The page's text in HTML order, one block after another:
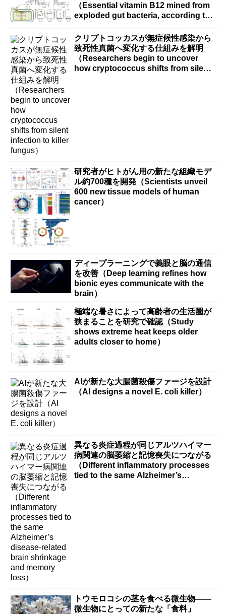
（Essential vitamin B12 mined from
exploded gut bacteria, according to
クリプトコッカスが無症候性感染から
致死性真菌へ変化する仕組みを解明
（Researchers begin to uncover
how cryptococcus shifts from silent
研究者がヒトがん用の新たな組織モデ
ル約700種を開発（Scientists unveil
600 new tissue models of human
cancer）
ディープラーニングで義眼と脳の通信
を改善（Deep learning refines how
bionic eyes communicate with the
brain）
極端な暑さによって高齢者の生活圏が
狭まることを研究で確認（Study
shows extreme heat keeps older
adults closer to home）
AIが新たな大腸菌殺傷ファージを設計
（AI designs a novel E. coli killer）
異なる炎症過程が同じアルツハイマー
病関連の脳萎縮と記憶喪失につながる
（Different inflammatory processes
tied to the same Alzheimer’s
トウモロコシの茎を食べる微生物――
微生物にとっての新たな「食料」